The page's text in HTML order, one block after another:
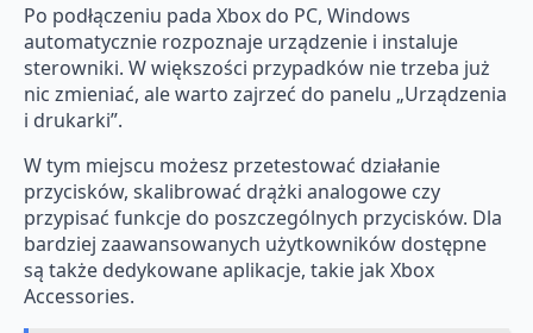
Po podłączeniu pada Xbox do PC, Windows
automatycznie rozpoznaje urządzenie i instaluje
sterowniki. W większości przypadków nie trzeba już
nic zmieniać, ale warto zajrzeć do panelu „Urządzenia
i drukarki”.
W tym miejscu możesz przetestować działanie
przycisków, skalibrować drążki analogowe czy
przypisać funkcje do poszczególnych przycisków. Dla
bardziej zaawansowanych użytkowników dostępne
są także dedykowane aplikacje, takie jak Xbox
Accessories.